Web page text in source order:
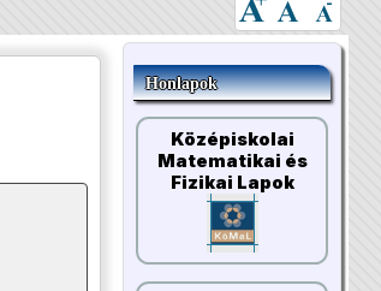
Honlapok
Középiskolai
Matematikai és
Fizikai Lapok